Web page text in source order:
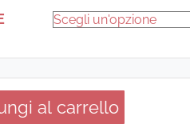
al carrello